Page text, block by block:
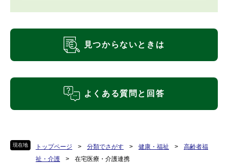
現在地 トップページ > 分類でさがす > 健康・福祉 >
高齢者福
祉・介護
> 在宅医療・介護連携
見つからないときは
よくある質問と回答